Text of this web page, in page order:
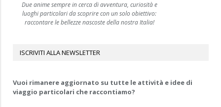
Due anime sempre in cerca di avventura, curiosità e
luoghi particolari da scoprire con un solo obiettivo:
raccontare le bellezze nascoste della nostra Italia!
ISCRIVITI ALLA NEWSLETTER
Vuoi rimanere aggiornato su tutte le attività e idee di
viaggio particolari che raccontiamo?